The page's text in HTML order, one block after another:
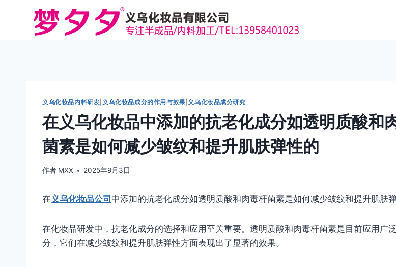
义乌化妆品内料研发 义乌化妆品成分的作用与效果 义乌化妆品成分研究
在义乌化妆品中添加的抗老化成分如透明质酸和
菌素是如何减少皱纹和提升肌肤弹性的
作者 MXX 2025年9月3日
在 义乌化妆品公司 中添加的抗老化成分如透明质酸和肉毒杆菌素是如何减少皱纹和提升肌肤弹
在化妆品研发中，抗老化成分的选择和应用至关重要。透明质酸和肉毒杆菌素是目前应用广
分，它们在减少皱纹和提升肌肤弹性方面表现出了显著的效果。